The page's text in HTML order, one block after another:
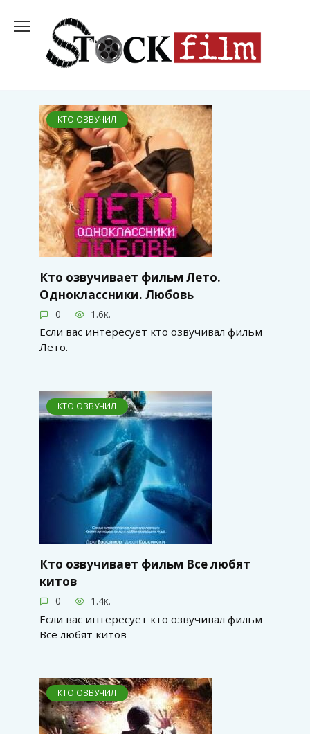
содержанию
КТО ОЗВУЧИЛ
Кто озвучивает фильм Лето.
Одноклассники. Любовь
0 1.6к.
Если вас интересует кто озвучивал фильм
Лето.
КТО ОЗВУЧИЛ
Кто озвучивает фильм Все любят
китов
0 1.4к.
Если вас интересует кто озвучивал фильм
Все любят китов
КТО ОЗВУЧИЛ